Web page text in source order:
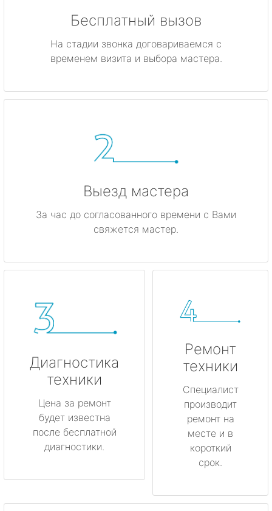
Бесплатный вызов
На стадии звонка договариваемся с
временем визита и выбора мастера.
Выезд мастера
За час до согласованного времени с Вами
свяжется мастер.
Диагностика
техники
Цена за ремонт
будет известна
после бесплатной
диагностики.
Ремонт
техники
Специалист
производит
ремонт на
месте и в
короткий
срок.